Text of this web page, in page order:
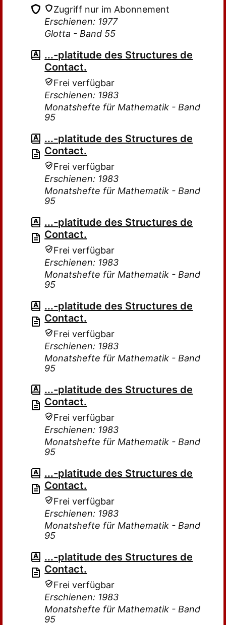
Zugriff nur im Abonnement
Erschienen: 1977
Glotta - Band 55
...-platitude des Structures de
Contact.
Frei verfügbar
Erschienen: 1983
Monatshefte für Mathematik - Band
95
...-platitude des Structures de
Contact.
Frei verfügbar
Erschienen: 1983
Monatshefte für Mathematik - Band
95
...-platitude des Structures de
Contact.
Frei verfügbar
Erschienen: 1983
Monatshefte für Mathematik - Band
95
...-platitude des Structures de
Contact.
Frei verfügbar
Erschienen: 1983
Monatshefte für Mathematik - Band
95
...-platitude des Structures de
Contact.
Frei verfügbar
Erschienen: 1983
Monatshefte für Mathematik - Band
95
...-platitude des Structures de
Contact.
Frei verfügbar
Erschienen: 1983
Monatshefte für Mathematik - Band
95
...-platitude des Structures de
Contact.
Frei verfügbar
Erschienen: 1983
Monatshefte für Mathematik - Band
95